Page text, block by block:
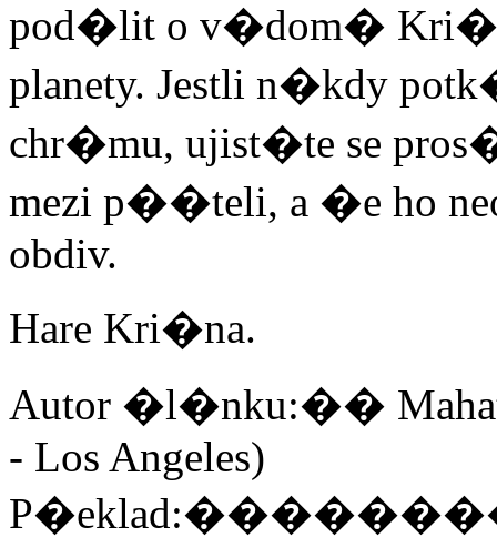
pod�lit o v�dom�
planety. Jestli n�kdy
chr�mu, ujist�te se
mezi p��teli, a �e ho
obdiv.
Hare Kri�na.
Autor �l�nku:��
- Los Angeles)